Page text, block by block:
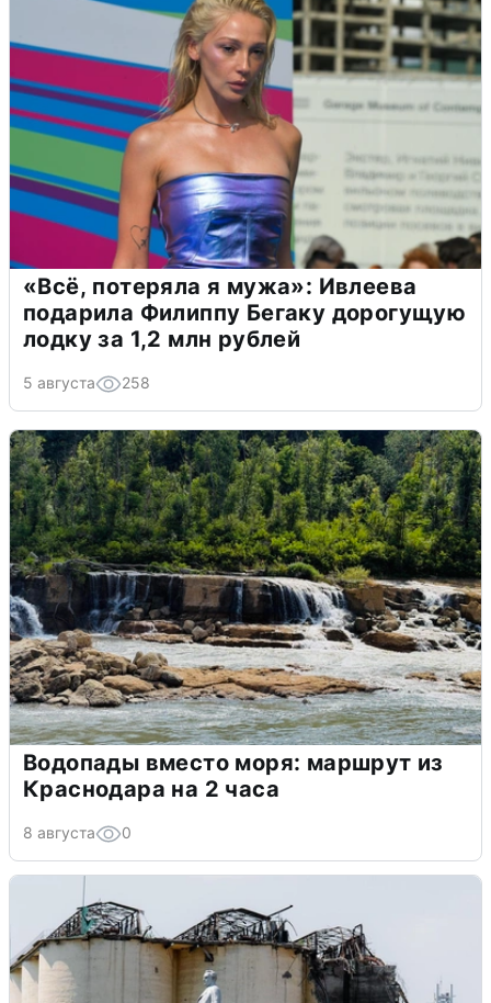
«Всё, потеряла я мужа»: Ивлеева
подарила Филиппу Бегаку дорогущую
лодку за 1,2 млн рублей
5 августа 258
Водопады вместо моря: маршрут из
Краснодара на 2 часа
8 августа 0